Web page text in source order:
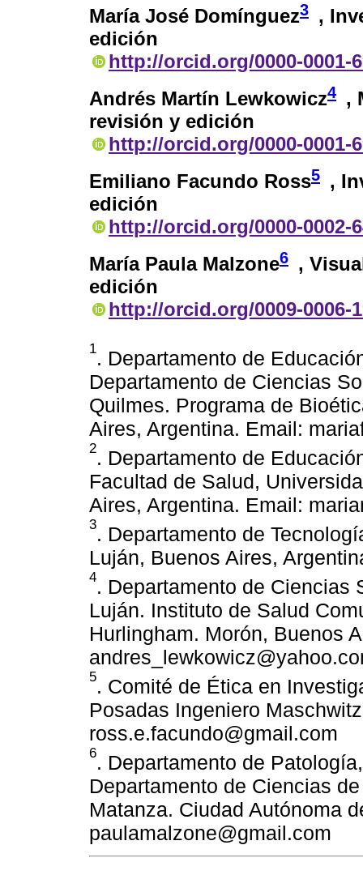
María José Domínguez3 ,
edición
http://orcid.org/0000-0001-
Andrés Martín Lewkowicz4 ,
revisión y edición
http://orcid.org/0000-0001-
Emiliano Facundo Ross5 ,
edición
http://orcid.org/0000-0002-
María Paula Malzone6 ,
edición
http://orcid.org/0009-0006-
1. Departamento de
Departamento de Ciencias
Quilmes. Programa de
Aires, Argentina. Email:
2. Departamento de
Facultad de Salud,
Aires, Argentina. Email:
3. Departamento de
Luján, Buenos Aires,
4. Departamento de Ciencias
Luján. Instituto de Salud
Hurlingham. Morón, Buenos
5. Comité de Ética en
Posadas Ingeniero
ross.e.facundo@gmail.com
6. Departamento de
Departamento de Ciencias
Matanza. Ciudad Autónoma
paulamalzone@gmail.com